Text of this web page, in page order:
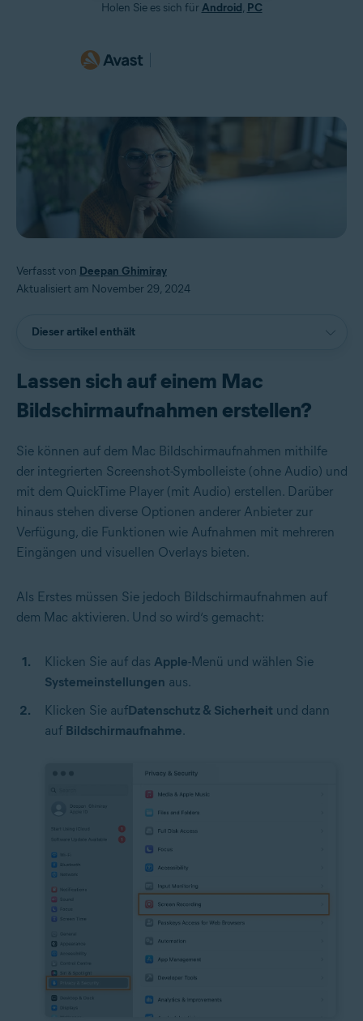
Holen Sie es sich fürAndroid, PC
Verfasst von Deepan Ghimiray
Aktualisiert am November 29, 2024
Dieser artikel enthält
Lassen sich auf einem Mac
Bildschirmaufnahmen erstellen?
Sie können auf dem Mac Bildschirmaufnahmen mithilfe
der integrierten Screenshot-Symbolleiste (ohne Audio) und
mit dem QuickTime Player (mit Audio) erstellen. Darüber
hinaus stehen diverse Optionen anderer Anbieter zur
Verfügung, die Funktionen wie Aufnahmen mit mehreren
Eingängen und visuellen Overlays bieten.
Als Erstes müssen Sie jedoch Bildschirmaufnahmen auf
dem Mac aktivieren. Und so wird‘s gemacht:
Klicken Sie auf das Apple-Menü und wählen Sie
Systemeinstellungen aus.
Klicken Sie aufDatenschutz & Sicherheit und dann
auf Bildschirmaufnahme.